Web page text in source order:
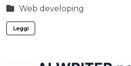
Web developing
Leggi